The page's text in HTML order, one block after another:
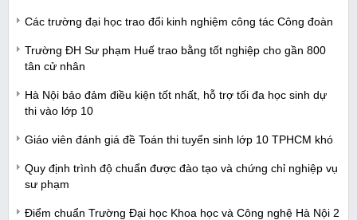
Các trường đại học trao đổi kinh nghiệm công tác Công đoàn
Trường ĐH Sư phạm Huế trao bằng tốt nghiệp cho gần 800
tân cử nhân
Hà Nội bảo đảm điều kiện tốt nhất, hỗ trợ tối đa học sinh dự
thi vào lớp 10
Giáo viên đánh giá đề Toán thi tuyển sinh lớp 10 TPHCM khó
Quy định trình độ chuẩn được đào tạo và chứng chỉ nghiệp vụ
sư phạm
Điểm chuẩn Trường Đại học Khoa học và Công nghệ Hà Nội 2